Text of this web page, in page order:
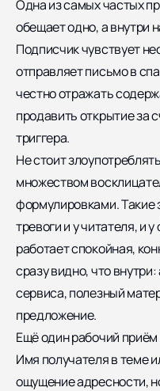
Одна из самых частых
обещает одно, а внутри
Подписчик чувствует
отправляет письмо в
честно отражать
продавить открытие за
триггера.
Не стоит
множеством
формулировками. Такие
тревоги и у читателя, и
работает спокойная,
сразу видно, что
сервиса, полезный
предложение.
Ещё один рабочий
Имя получателя в теме
ощущение адресности,